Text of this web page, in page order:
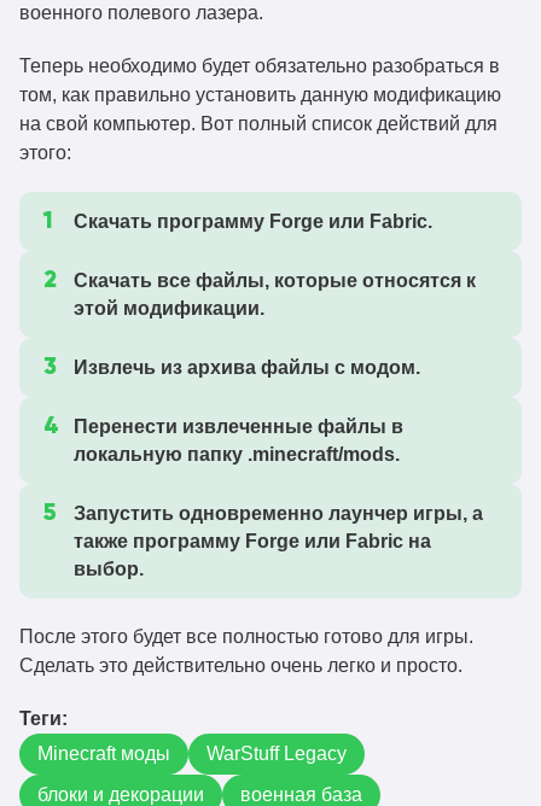
военного полевого лазера.
Теперь необходимо будет обязательно разобраться в
том, как правильно установить данную модификацию
на свой компьютер. Вот полный список действий для
этого:
Скачать программу Forge или Fabric.
Скачать все файлы, которые относятся к
этой модификации.
Извлечь из архива файлы с модом.
Перенести извлеченные файлы в
локальную папку .minecraft/mods.
Запустить одновременно лаунчер игры, а
также программу Forge или Fabric на
выбор.
После этого будет все полностью готово для игры.
Сделать это действительно очень легко и просто.
Теги:
Minecraft моды
WarStuff Legacy
блоки и декорации
военная база